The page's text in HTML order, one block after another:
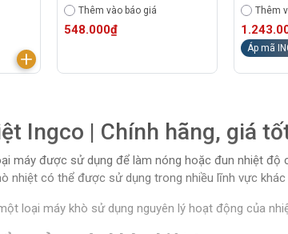
Thêm vào báo giá
548.000₫
Thêm
Áp mã
Ingco | Chính hãng, giá
máy được sử dụng để làm nóng hoặc đun nhiệt
nhiệt có thể được sử dụng trong nhiều lĩnh vực
loại máy khò sử dụng nguyên lý hoạt động của